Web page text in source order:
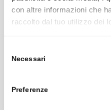
con altre informazioni che
raccolto dal tuo utilizzo dei
delNecessari
Preferenze